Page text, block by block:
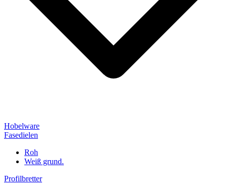
Hobelware
Fasedielen
Roh
Weiß grund.
Profilbretter